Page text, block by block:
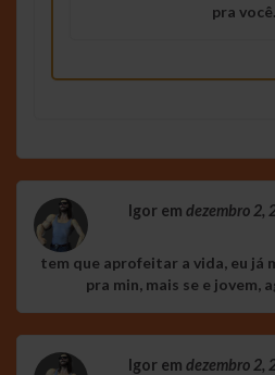
pra você.
Igor em dezembro 2,
tem que aprofeitar a vida, eu já
pra min, mais se e jovem,
Igor em dezembro 2,